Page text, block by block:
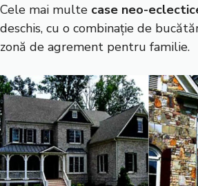
Cele mai multe case neo-
deschis, cu o combinație de
zonă de agrement pentru familie.